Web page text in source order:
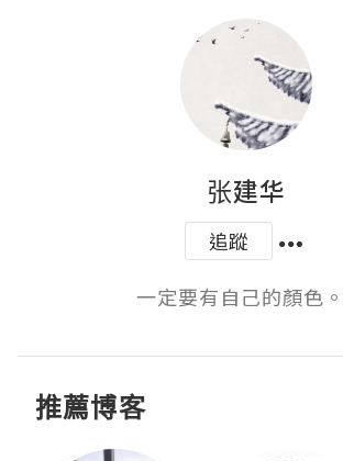
张建华
追蹤
一定要有自己的顏色。 ​ ​​​​
推薦博客